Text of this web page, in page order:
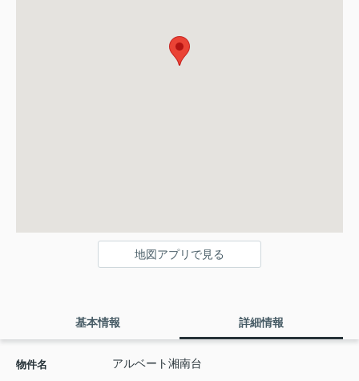
地図アプリで見る
基本情報 詳細情報
物件名 アルベート湘南台